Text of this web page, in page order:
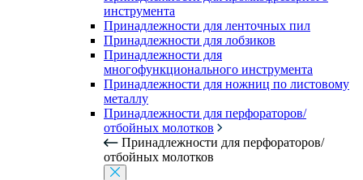
инструмента
Принадлежности для ленточных пил
Принадлежности для лобзиков
Принадлежности для
многофункционального инструмента
Принадлежности для ножниц по листовому
металлу
Принадлежности для перфораторов/
отбойных молотков
Принадлежности для перфораторов/
отбойных молотков